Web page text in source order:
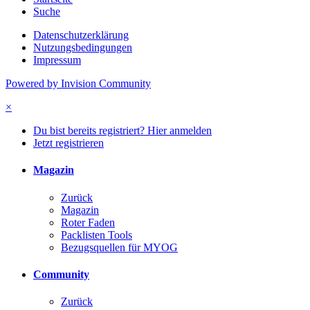
Suche
Datenschutzerklärung
Nutzungsbedingungen
Impressum
Powered by Invision Community
×
Du bist bereits registriert? Hier anmelden
Jetzt registrieren
Magazin
Zurück
Magazin
Roter Faden
Packlisten Tools
Bezugsquellen für MYOG
Community
Zurück